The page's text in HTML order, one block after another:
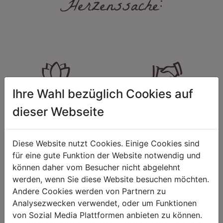
Herzenssache:
HARMONIE
Unser Sortiment steht für ein
positives Lebensgefühl. Wir
Momente für harmonische Stunden
zu Hause – den Ort, an dem
Menschen sich geborgen fühlen und
positive Energie schöpfen.
FAIRNESS
auch ein guter Preis. Wir handeln
Kalkulation, angemessene
Entlohnung und unsere
nachhaltigen, gewachsenen
Geschäftsbeziehungen.
Ihre Wahl bezüglich Cookies auf
dieser Webseite
Diese Website nutzt Cookies. Einige Cookies sind
für eine gute Funktion der Website notwendig und
können daher vom Besucher nicht abgelehnt
werden, wenn Sie diese Website besuchen möchten.
Andere Cookies werden von Partnern zu
Analysezwecken verwendet, oder um Funktionen
von Sozial Media Plattformen anbieten zu können.